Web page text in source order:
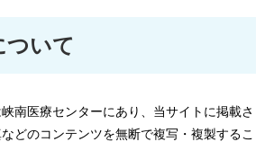
ついて
南医療センターにあり、当サイトに掲載さ
どのコンテンツを無断で複写・複製するこ